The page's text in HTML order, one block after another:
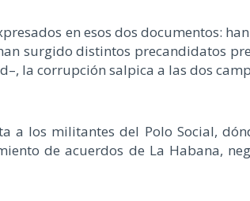
en esos dos documentos:
surgido distintos precandidatos
la corrupción salpica a las dos
a los militantes del Polo Social,
de acuerdos de La Habana,